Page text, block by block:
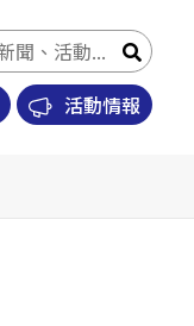
活動情報